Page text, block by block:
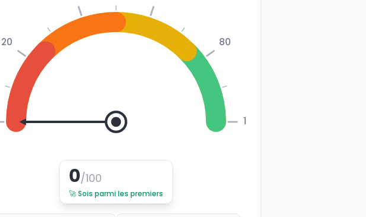
20 80
100
0/100
🚀Sois parmi les premiers